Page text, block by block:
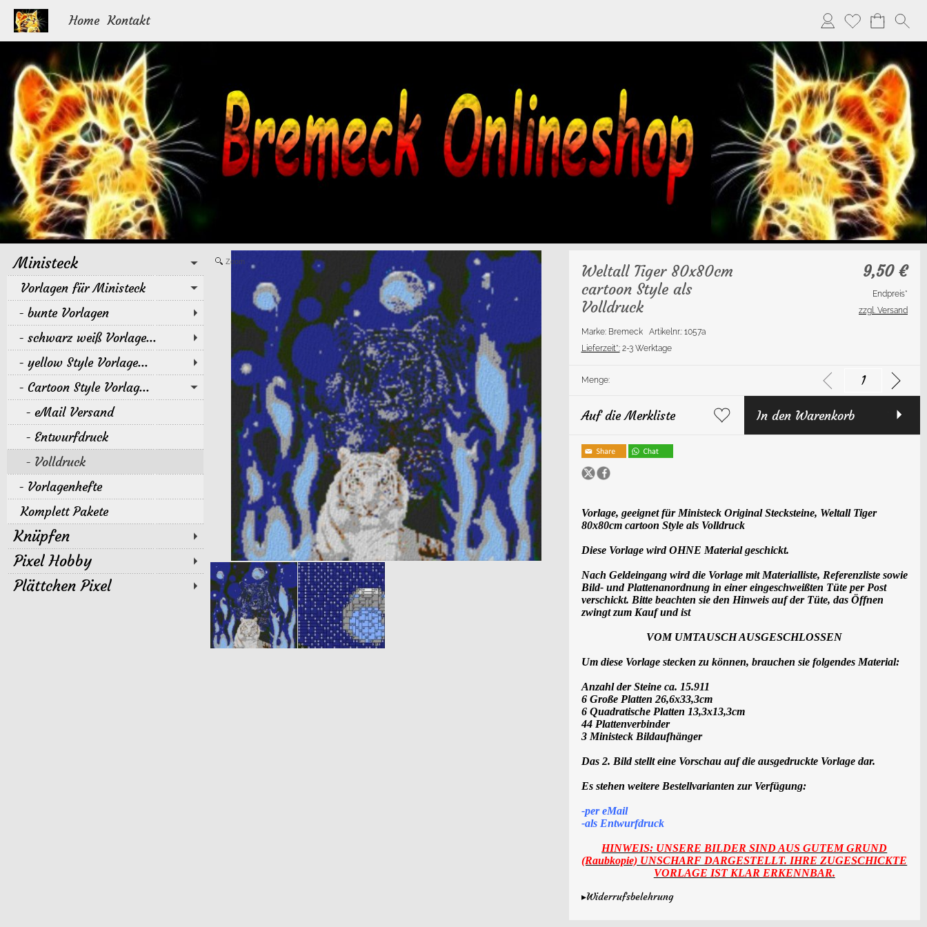
Home Kontakt
Ministeck
Vorlagen für Ministeck
bunte Vorlagen
schwarz weiß Vorlage...
yellow Style Vorlage...
Cartoon Style Vorlag...
eMail Versand
Entwurfdruck
Volldruck
Vorlagenhefte
Komplett Pakete
Knüpfen
Pixel Hobby
Plättchen Pixel
Zoom
9,50€
Weltall Tiger 80x80cm
cartoon Style als
Volldruck
Marke: Bremeck Artikelnr.: 1057a
Lieferzeit*:2-3 Werktage
Endpreis*
zzgl. Versand
Menge:
Auf die Merkliste In den Warenkorb
Vorlage, geeignet für Ministeck Original Stecksteine, Weltall Tiger
80x80cm cartoon Style als Volldruck
Diese Vorlage wird OHNE Material geschickt.
Nach Geldeingang wird die Vorlage mit Materialliste, Referenzliste sowie
Bild- und Plattenanordnung in einer eingeschweißten Tüte per Post
verschickt. Bitte beachten sie den Hinweis auf der Tüte, das Öffnen
zwingt zum Kauf und ist
VOM UMTAUSCH AUSGESCHLOSSEN
Um diese Vorlage stecken zu können, brauchen sie folgendes Material:
Anzahl der Steine ca. 15.911
6 Große Platten 26,6x33,3cm
6 Quadratische Platten 13,3x13,3cm
44 Plattenverbinder
3 Ministeck Bildaufhänger
Das 2. Bild stellt eine Vorschau auf die ausgedruckte Vorlage dar.
Es stehen weitere Bestellvarianten zur Verfügung:
-per eMail
-als Entwurfdruck
HINWEIS: UNSERE BILDER SIND AUS GUTEM GRUND
(Raubkopie) UNSCHARF DARGESTELLT. IHRE ZUGESCHICKTE
VORLAGE IST KLAR ERKENNBAR.
▸Widerrufsbelehrung